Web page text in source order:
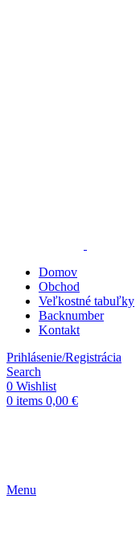
Domov
Obchod
Veľkostné tabuľky
Backnumber
Kontakt
Prihlásenie/Registrácia
Search
0 Wishlist
0 items 0,00 €
Menu